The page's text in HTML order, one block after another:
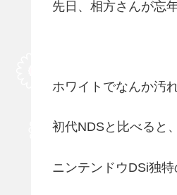
先日、相方さんが忘
ホワイトでなんか汚
初代NDSと比べると
ニンテンドウDSi独特